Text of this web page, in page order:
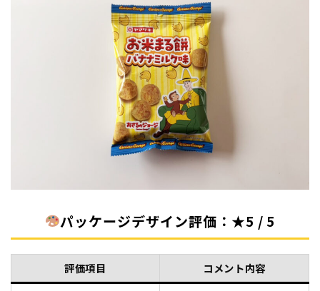
パッケージデザイン評価：★5 / 5
評価項目 コメント内容